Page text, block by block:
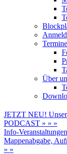
Termine
Über
JETZT NEU!
PODCAST » » »
Info-
Mappenabgabe,
» »